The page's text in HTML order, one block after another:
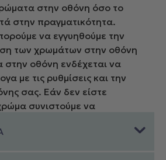
στην οθόνη όσο το
στην πραγματικότητα.
να εγγυηθούμε την
των χρωμάτων στην οθόνη
οθόνη ενδέχεται να
με τις ρυθμίσεις και την
σας. Εάν δεν είστε
συνιστούμε να